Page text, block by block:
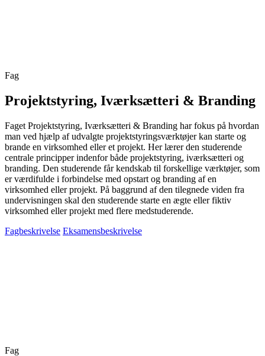
Fag
Projektstyring, Iværksætteri & Branding
Faget Projektstyring, Iværksætteri & Branding har fokus på hvordan
man ved hjælp af udvalgte projektstyringsværktøjer kan starte og
brande en virksomhed eller et projekt. Her lærer den studerende
centrale principper indenfor både projektstyring, iværksætteri og
branding. Den studerende får kendskab til forskellige værktøjer, som
er værdifulde i forbindelse med opstart og branding af en
virksomhed eller projekt. På baggrund af den tilegnede viden fra
undervisningen skal den studerende starte en ægte eller fiktiv
virksomhed eller projekt med flere medstuderende.
Fagbeskrivelse Eksamensbeskrivelse
Fag